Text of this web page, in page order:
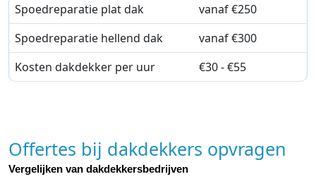
Spoedreparatie plat dak
vanaf €250
Spoedreparatie hellend dak
vanaf €300
Kosten dakdekker per uur
€30 - €55
Offertes bij dakdekkers opvragen
Vergelijken van dakdekkersbedrijven